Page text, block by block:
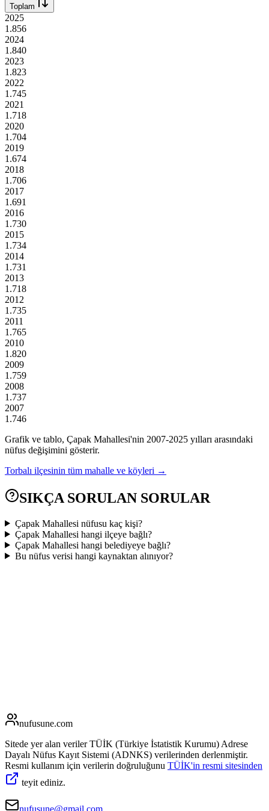
Toplam
2025
1.856
2024
1.840
2023
1.823
2022
1.745
2021
1.718
2020
1.704
2019
1.674
2018
1.706
2017
1.691
2016
1.730
2015
1.734
2014
1.731
2013
1.718
2012
1.735
2011
1.765
2010
1.820
2009
1.759
2008
1.737
2007
1.746
Grafik ve tablo, Çapak Mahallesi'nin 2007-2025 yılları arasındaki
nüfus değişimini gösterir.
Torbalı ilçesinin tüm mahalle ve köyleri →
SIKÇA SORULAN SORULAR
Çapak Mahallesi nüfusu kaç kişi?
Çapak Mahallesi hangi ilçeye bağlı?
Çapak Mahallesi hangi belediyeye bağlı?
Bu nüfus verisi hangi kaynaktan alınıyor?
nufusune.com
Sitede yer alan veriler TÜİK (Türkiye İstatistik Kurumu) Adrese
Dayalı Nüfus Kayıt Sistemi (ADNKS) verilerinden derlenmiştir.
Resmi kullanım için verilerin doğruluğunu TÜİK'in resmi sitesinden
teyit ediniz.
nufusune@gmail.com